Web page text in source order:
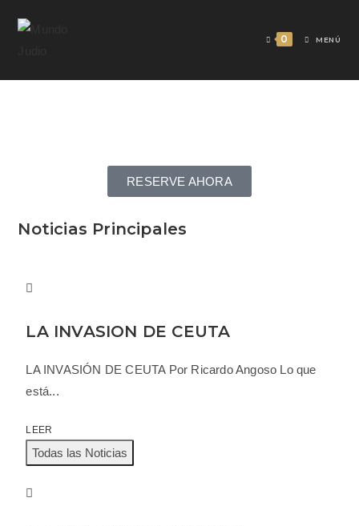
0 MENÚ
RESERVE AHORA
Noticias Principales
LA INVASION DE CEUTA
LA INVASIÓN DE CEUTA Por Ricardo Angoso Lo que
está...
LEER
Todas las Noticias